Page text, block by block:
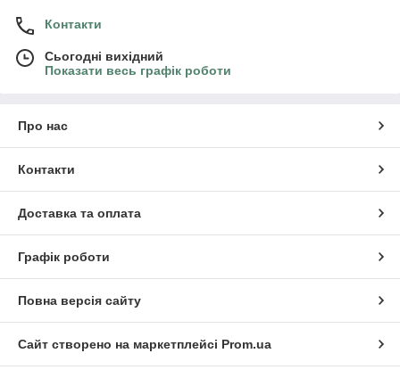
Контакти
Сьогодні вихідний
Показати весь графік роботи
Про нас
Контакти
Доставка та оплата
Графік роботи
Повна версія сайту
Сайт створено на маркетплейсі Prom.ua